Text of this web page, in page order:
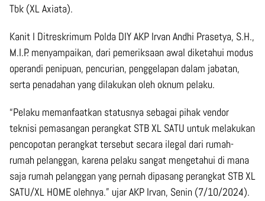
Tbk (XL Axiata).
Kanit I Ditreskrimum Polda DIY AKP Irvan Andhi Prasetya, S.H.,
M.I.P. menyampaikan, dari pemeriksaan awal diketahui modus
operandi penipuan, pencurian, penggelapan dalam jabatan,
serta penadahan yang dilakukan oleh oknum pelaku.
“Pelaku memanfaatkan statusnya sebagai pihak vendor
teknisi pemasangan perangkat STB XL SATU untuk melakukan
pencopotan perangkat tersebut secara ilegal dari rumah-
rumah pelanggan, karena pelaku sangat mengetahui di mana
saja rumah pelanggan yang pernah dipasang perangkat STB XL
SATU/XL HOME olehnya.” ujar AKP Irvan, Senin (7/10/2024).